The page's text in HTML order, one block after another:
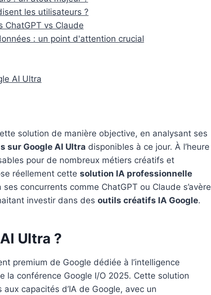
les utilisateurs ?
ChatGPT vs Claude
: un point d'attention crucial
AI Ultra
solution de manière objective, en analysant ses
sur Google AI Ultra disponibles à ce jour. À l’heure
pour de nombreux métiers créatifs et
réellement cette solution IA professionnelle
concurrents comme ChatGPT ou Claude s’avère
investir dans des outils créatifs IA Google.
Ultra ?
premium de Google dédiée à l’intelligence
la conférence Google I/O 2025. Cette solution
capacités d’IA de Google, avec un